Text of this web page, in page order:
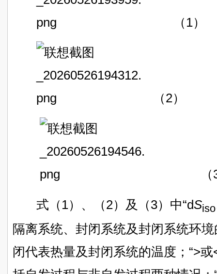
（1）
（2）
（3
式（1）、（2）及（3）中“dSiso
隔离系统、封闭系统及封闭系统环
闭代表热量及封闭系统的温度；“>